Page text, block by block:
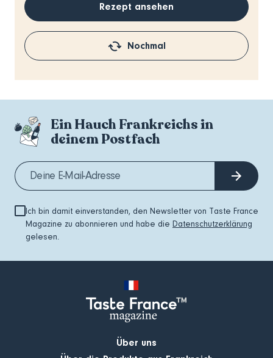
Rezept ansehen
Nochmal
Ein Hauch Frankreichs in
deinem Postfach
Ich bin damit einverstanden, den Newsletter von Taste France
Magazine zu abonnieren und habe die Datenschutzerklärung
gelesen.
Über uns